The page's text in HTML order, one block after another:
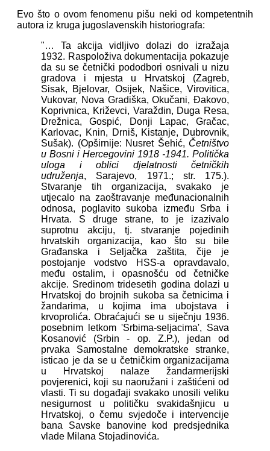
Evo što o ovom fenomenu pišu neki od kompetentnih
autora iz kruga jugoslavenskih historiografa:
"… Ta akcija vidljivo dolazi do izražaja
1932. Raspoloživa dokumentacija pokazuje
da su se četnički pododbori osnivali u nizu
gradova i mjesta u Hrvatskoj (Zagreb,
Sisak, Bjelovar, Osijek, Našice, Virovitica,
Vukovar, Nova Gradiška, Okučani, Đakovo,
Koprivnica, Križevci, Varaždin, Duga Resa,
Drežnica, Gospić, Donji Lapac, Gračac,
Karlovac, Knin, Drniš, Kistanje, Dubrovnik,
Sušak). (Opširnije: Nusret Šehić, Četništvo
u Bosni i Hercegovini 1918 -1941. Politička
uloga i oblici djelatnosti četničkih
udruženja, Sarajevo, 1971.; str. 175.).
Stvaranje tih organizacija, svakako je
utjecalo na zaoštravanje međunacionalnih
odnosa, poglavito sukoba između Srba i
Hrvata. S druge strane, to je izazivalo
suprotnu akciju, tj. stvaranje pojedinih
hrvatskih organizacija, kao što su bile
Građanska i Seljačka zaštita, čije je
postojanje vodstvo HSS-a opravdavalo,
među ostalim, i opasnošću od četničke
akcije. Sredinom tridesetih godina dolazi u
Hrvatskoj do brojnih sukoba sa četnicima i
žandarima, u kojima ima ubojstava i
krvoprolića. Obraćajući se u siječnju 1936.
posebnim letkom 'Srbima-seljacima', Sava
Kosanović (Srbin - op. Z.P.), jedan od
prvaka Samostalne demokratske stranke,
isticao je da se u četničkim organizacijama
u Hrvatskoj nalaze žandarmerijski
povjerenici, koji su naoružani i zaštićeni od
vlasti. Ti su događaji svakako unosili veliku
nesigurnost u političku svakidašnjicu u
Hrvatskoj, o čemu svjedoče i intervencije
bana Savske banovine kod predsjednika
vlade Milana Stojadinovića.